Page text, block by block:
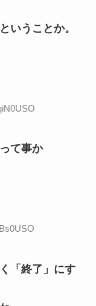
いうことか。
て事か
「終了」にす